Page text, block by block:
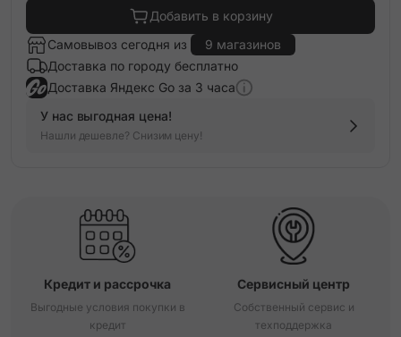
Добавить в корзину
Самовывоз сегодня из
9 магазинов
Доставка по городу бесплатно
Доставка Яндекс Go за 3 часа
У нас выгодная цена!
Нашли дешевле? Снизим цену!
Кредит и рассрочка
Выгодные условия покупки в
кредит
Сервисный центр
Собственный сервис и
техподдержка